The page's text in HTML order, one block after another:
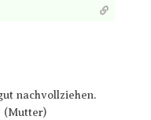
nachvollziehen.
(Mutter)